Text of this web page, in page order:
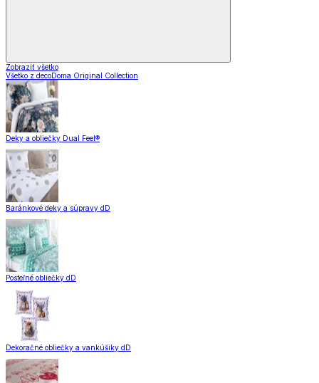
Zobraziť všetko
Všetko z decoDoma Original Collection
Deky a obliečky Dual Feel®
Baránkové deky a súpravy dD
Posteľné obliečky dD
Dekoračné obliečky a vankúšiky dD